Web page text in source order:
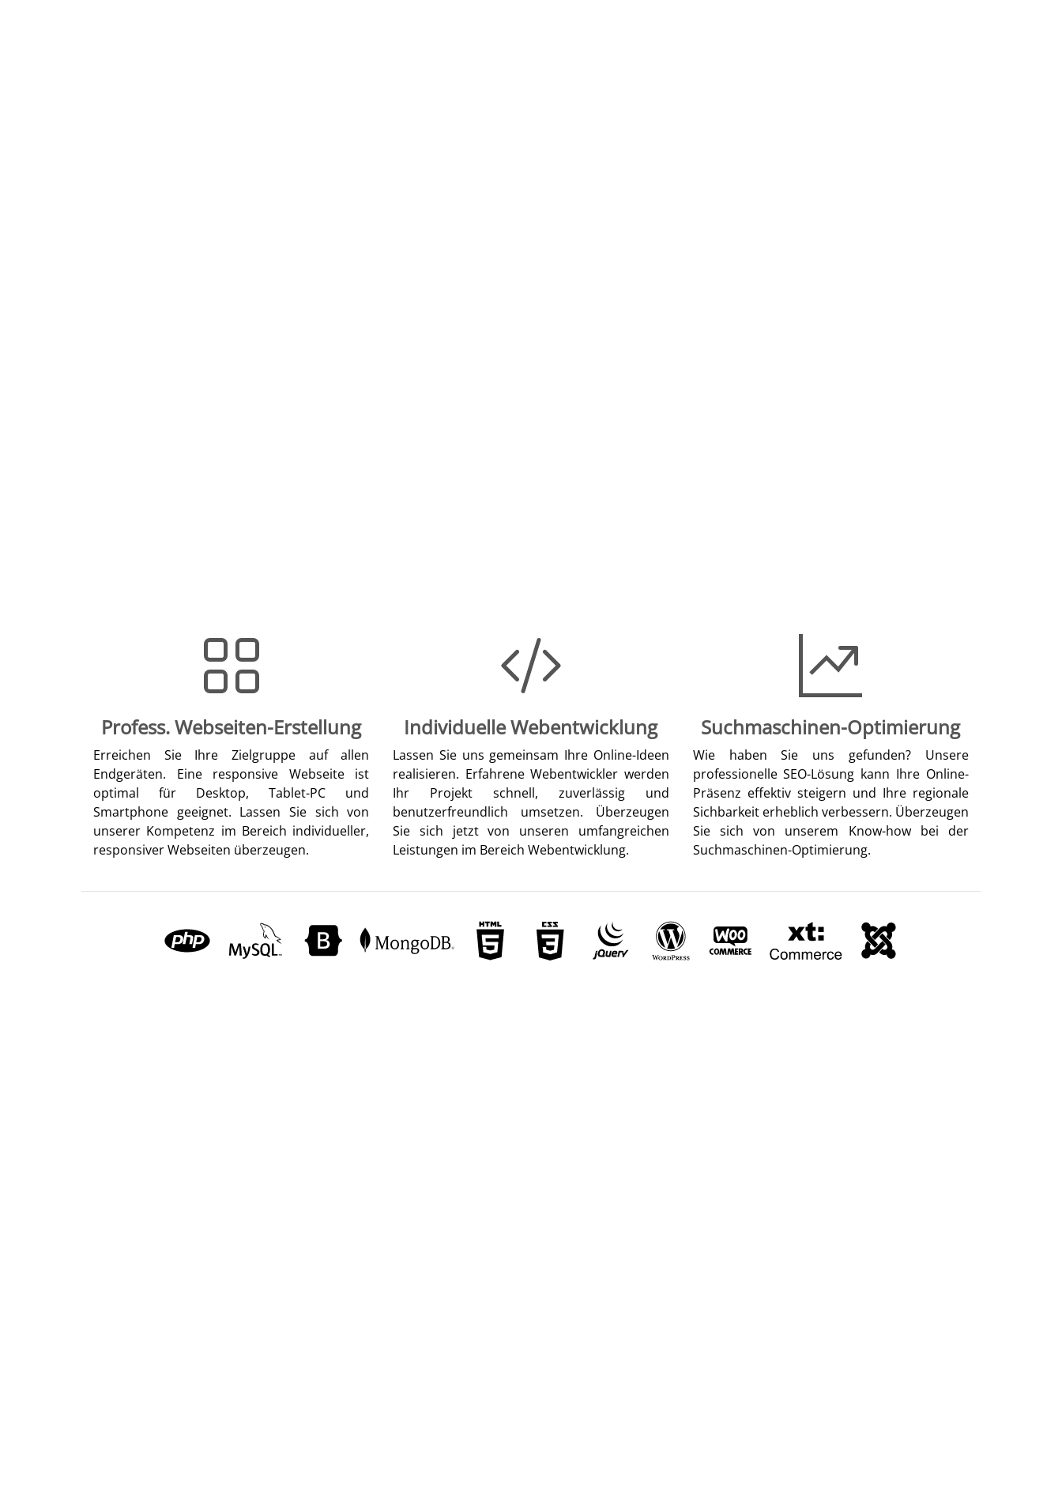
Profess. Webseiten-Erstellung
Erreichen Sie Ihre Zielgruppe auf allen
Endgeräten. Eine responsive Webseite ist
optimal für Desktop, Tablet-PC und
Smartphone geeignet. Lassen Sie sich von
unserer Kompetenz im Bereich individueller,
responsiver Webseiten überzeugen.
Individuelle Webentwicklung
Lassen Sie uns gemeinsam Ihre Online-Ideen
realisieren. Erfahrene Webentwickler werden
Ihr Projekt schnell, zuverlässig und
benutzerfreundlich umsetzen. Überzeugen
Sie sich jetzt von unseren umfangreichen
Leistungen im Bereich Webentwicklung.
Suchmaschinen-Optimierung
Wie haben Sie uns gefunden? Unsere
professionelle SEO-Lösung kann Ihre Online-
Präsenz effektiv steigern und Ihre regionale
Sichbarkeit erheblich verbessern. Überzeugen
Sie sich von unserem Know-how bei der
Suchmaschinen-Optimierung.